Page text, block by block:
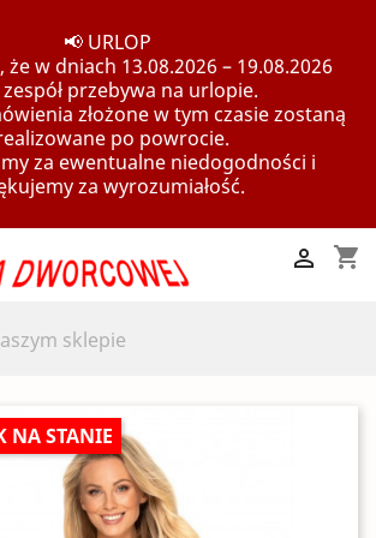
📢 URLOP
w dniach 13.08.2026 – 19.08.2026
przebywa na urlopie.
złożone w tym czasie zostaną
po powrocie.
za ewentualne niedogodności i
za wyrozumiałość.
shopping_cart

NA STANIE